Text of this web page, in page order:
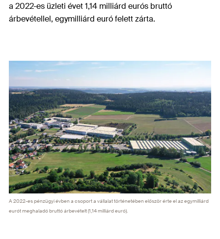
a 2022-es üzleti évet 1,14 milliárd eurós bruttó
árbevétellel, egymilliárd euró felett zárta.
A 2022-es pénzügyi évben a csoport a vállalat történetében először érte el az egymilliárd
eurót meghaladó bruttó árbevételt (1,14 milliárd euró).